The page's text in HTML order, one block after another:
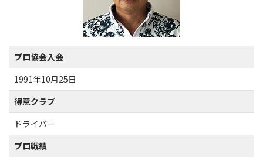
プロ協会入会
1991年10月25日
得意クラブ
ドライバー
プロ戦績